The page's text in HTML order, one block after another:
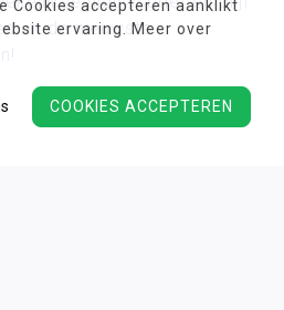
Cookies accepteren aanklikt
ervaring. Meer over
COOKIES ACCEPTEREN
en de nieuwste